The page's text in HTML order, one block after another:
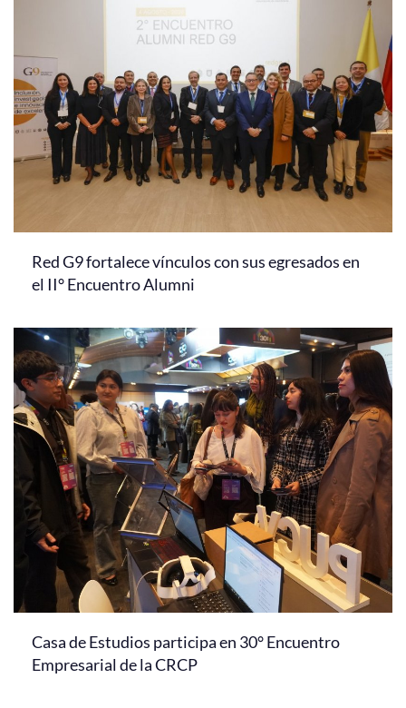
Red G9 fortalece vínculos con sus egresados en
el II° Encuentro Alumni
Casa de Estudios participa en 30° Encuentro
Empresarial de la CRCP